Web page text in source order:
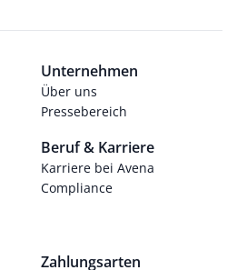
Unternehmen
Über uns
Pressebereich
Beruf & Karriere
Karriere bei Avena
Compliance
Zahlungsarten